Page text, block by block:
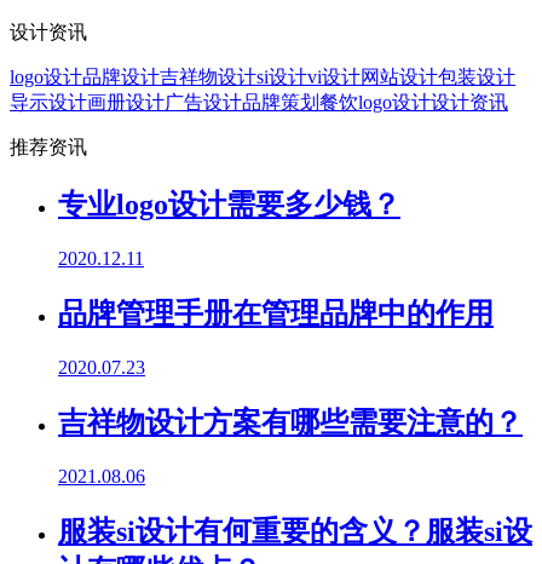
设计资讯
logo设计品牌设计吉祥物设计si设计vi设计网站设计包装设计
导示设计画册设计广告设计品牌策划 餐饮logo设计设计资讯
推荐资讯
专业logo设计需要多少钱？
2020.12.11
品牌管理手册在管理品牌中的作用
2020.07.23
吉祥物设计方案有哪些需要注意的？
2021.08.06
服装si设计有何重要的含义？服装si设